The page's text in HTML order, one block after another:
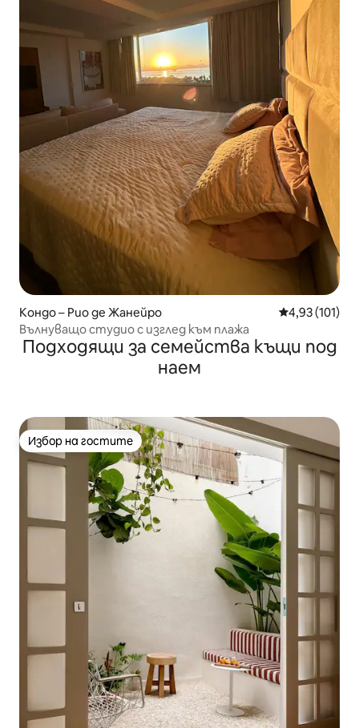
Кондо – Рио де Жанейро Средна
4,93 (101)
Вълнуващо студио с изглед към плажа
Подходящи за семейства къщи под
наем
Избор на гостите
Избор на гостите